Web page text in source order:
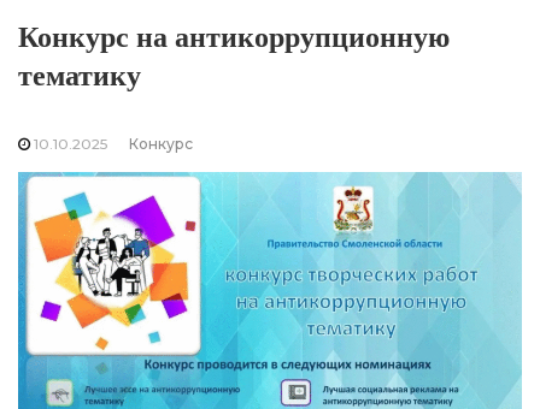
Конкурс на антикоррупционную
тематику
10.10.2025 Конкурс